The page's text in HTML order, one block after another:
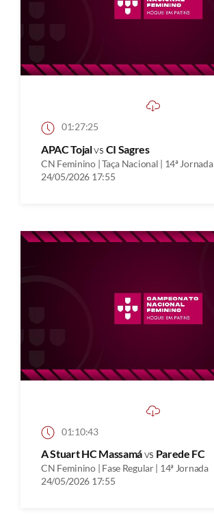
01:27:25
APAC Tojalvs CI Sagres
CN Feminino | Taça Nacional | 14ª Jornada
24/05/2026 17:55
01:10:43
A Stuart HC Massamávs Parede FC
CN Feminino | Fase Regular | 14ª Jornada
24/05/2026 17:55